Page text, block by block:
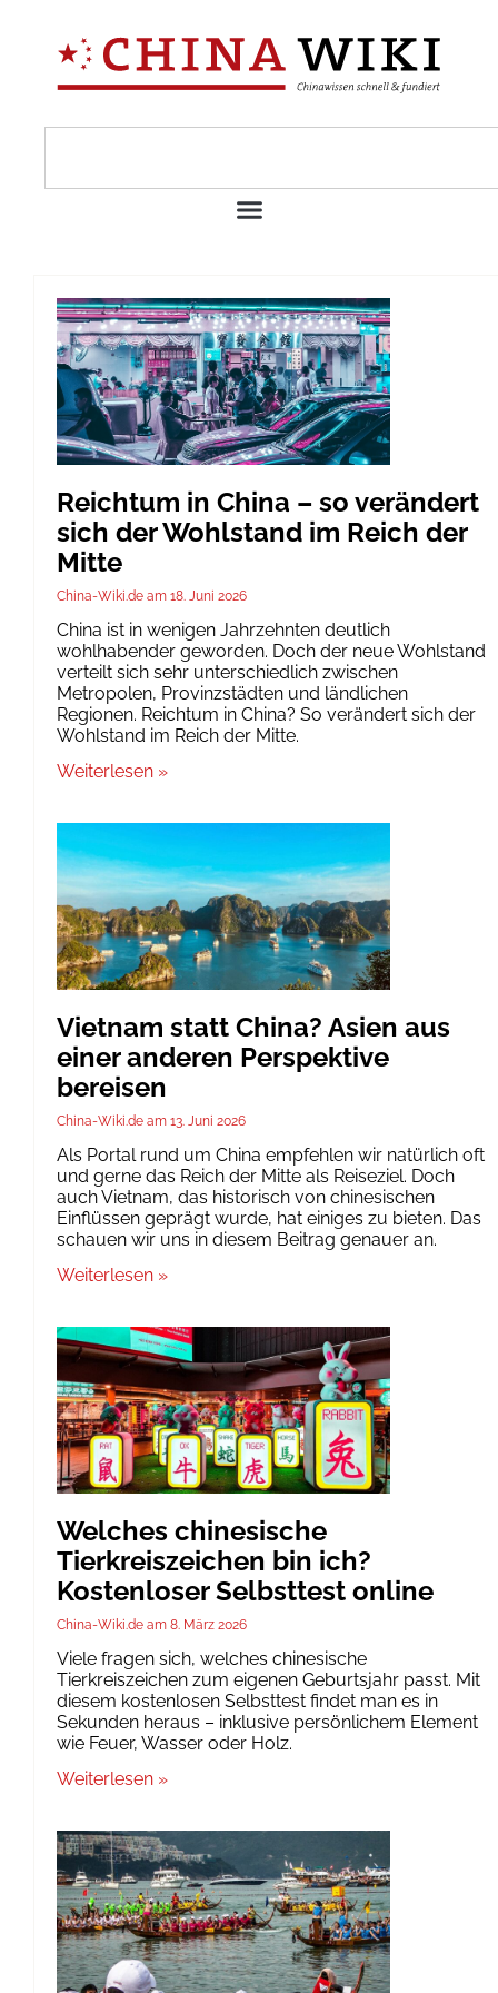
Reichtum in China – so verändert
sich der Wohlstand im Reich der
Mitte
China-Wiki.de 18. Juni 2026
China ist in wenigen Jahrzehnten deutlich
wohlhabender geworden. Doch der neue Wohlstand
verteilt sich sehr unterschiedlich zwischen
Metropolen, Provinzstädten und ländlichen
Regionen. Reichtum in China? So verändert sich der
Wohlstand im Reich der Mitte.
Weiterlesen »
Vietnam statt China? Asien aus
einer anderen Perspektive
bereisen
China-Wiki.de 13. Juni 2026
Als Portal rund um China empfehlen wir natürlich oft
und gerne das Reich der Mitte als Reiseziel. Doch
auch Vietnam, das historisch von chinesischen
Einflüssen geprägt wurde, hat einiges zu bieten. Das
schauen wir uns in diesem Beitrag genauer an.
Weiterlesen »
Welches chinesische
Tierkreiszeichen bin ich?
Kostenloser Selbsttest online
China-Wiki.de 8. März 2026
Viele fragen sich, welches chinesische
Tierkreiszeichen zum eigenen Geburtsjahr passt. Mit
diesem kostenlosen Selbsttest findet man es in
Sekunden heraus – inklusive persönlichem Element
wie Feuer, Wasser oder Holz.
Weiterlesen »